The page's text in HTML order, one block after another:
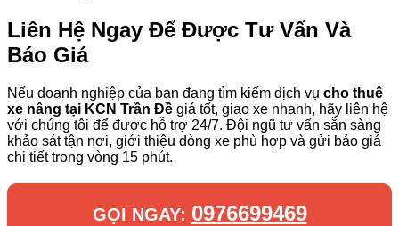
Liên Hệ Ngay Để Được Tư Vấn Và
Báo Giá
Nếu doanh nghiệp của bạn đang tìm kiếm dịch vụ cho thuê
xe nâng tại KCN Trần Đề giá tốt, giao xe nhanh, hãy liên hệ
với chúng tôi để được hỗ trợ 24/7. Đội ngũ tư vấn sẵn sàng
khảo sát tận nơi, giới thiệu dòng xe phù hợp và gửi báo giá
chi tiết trong vòng 15 phút.
GỌI NGAY: 0976699469